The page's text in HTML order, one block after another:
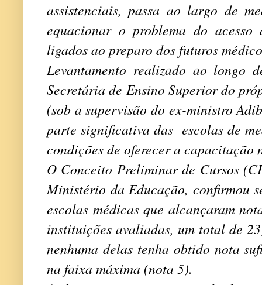
assistenciais, passa ao largo de
equacionar o problema do
ligados ao preparo dos futuros
Levantamento realizado ao longo
Secretária de Ensino Superior do
(sob a supervisão do ex-ministro
parte significativa das escolas de
condições de oferecer a capacitação
O Conceito Preliminar de Cursos
Ministério da Educação, confirmou
escolas médicas que alcançaram
instituições avaliadas, um total de
nenhuma delas tenha obtido nota
na faixa máxima (nota 5).